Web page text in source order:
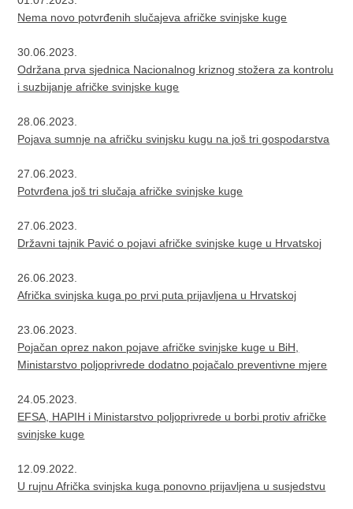
Nema novo potvrđenih slučajeva afričke svinjske kuge
30.06.2023.
Održana prva sjednica Nacionalnog kriznog stožera za kontrolu
i suzbijanje afričke svinjske kuge
28.06.2023.
Pojava sumnje na afričku svinjsku kugu na još tri gospodarstva
27.06.2023.
Potvrđena još tri slučaja afričke svinjske kuge
27.06.2023.
Državni tajnik Pavić o pojavi afričke svinjske kuge u Hrvatskoj
26.06.2023.
Afrička svinjska kuga po prvi puta prijavljena u Hrvatskoj
23.06.2023.
Pojačan oprez nakon pojave afričke svinjske kuge u BiH,
Ministarstvo poljoprivrede dodatno pojačalo preventivne mjere
24.05.2023.
EFSA, HAPIH i Ministarstvo poljoprivrede u borbi protiv afričke
svinjske kuge
12.09.2022.
U rujnu Afrička svinjska kuga ponovno prijavljena u susjedstvu